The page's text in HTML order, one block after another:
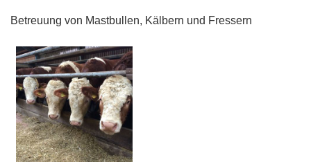
Betreuung von Mastbullen, Kälbern und Fressern